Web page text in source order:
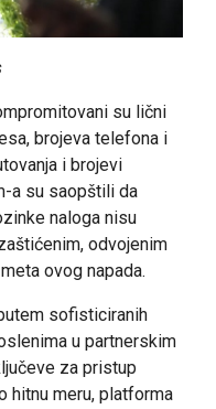
su lični
brojeva telefona i
i brojevi
a su saopštili da
naloga nisu
odvojenim
ovog napada.
sofisticiranih
u partnerskim
za pristup
hitnu meru, platforma